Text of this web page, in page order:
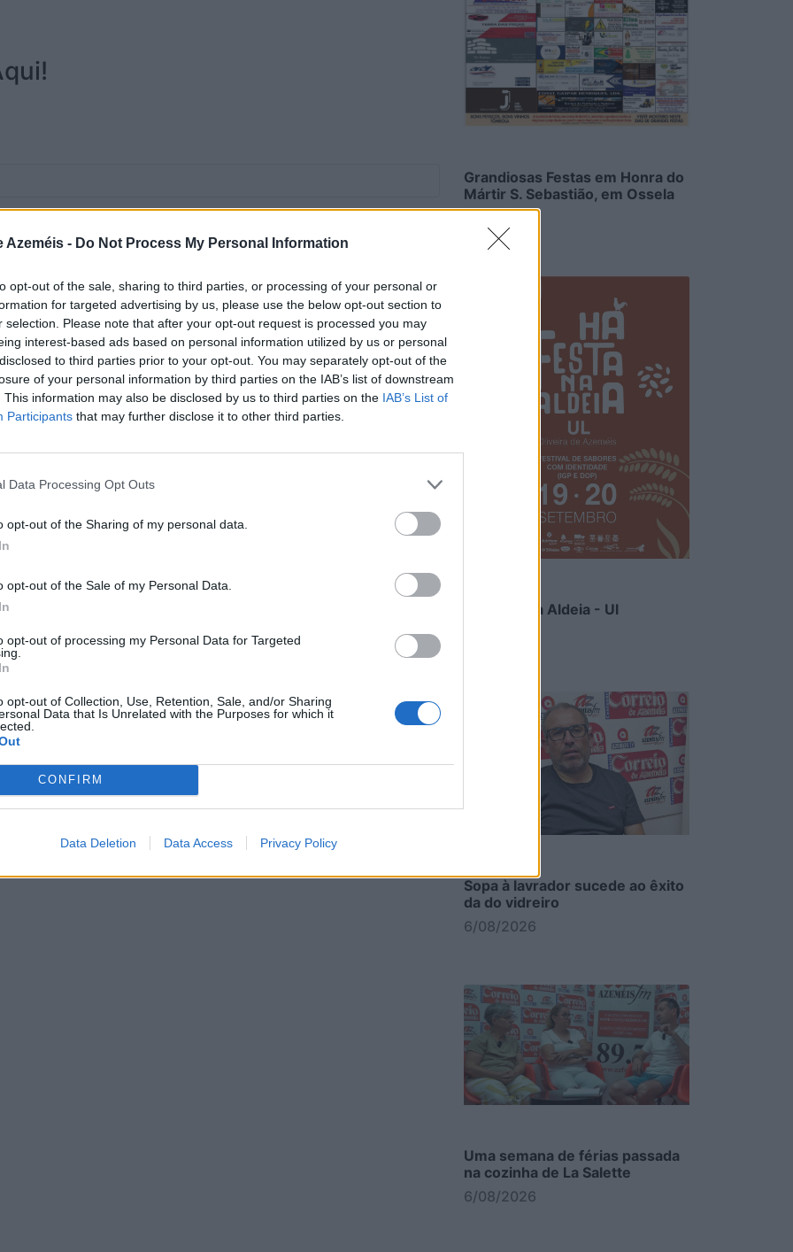
Azeméis - Do Not Process My Personal Information
opt-out of the sale, sharing to third parties, or processing of your personal or
for targeted advertising by us, please use the below opt-out section to
selection. Please note that after your opt-out request is processed you may
interest-based ads based on personal information utilized by us or personal
to third parties prior to your opt-out. You may separately opt-out of the
of your personal information by third parties on the IAB’s list of downstream
This information may also be disclosed by us to third parties on the IAB’s List of
Participants that may further disclose it to other third parties.
Data Processing Opt Outs
opt-out of the Sharing of my personal data.
opt-out of the Sale of my Personal Data.
opt-out of processing my Personal Data for Targeted
opt-out of Collection, Use, Retention, Sale, and/or Sharing
Data that Is Unrelated with the Purposes for which it
CONFIRM
Data Deletion Data Access Privacy Policy
Grandiosas Festas em Honra do
Mártir S. Sebastião, em Ossela
Há Festa na Aldeia - Ul
Sopa à lavrador sucede ao êxito
da do vidreiro
6/08/2026
Uma semana de férias passada
na cozinha de La Salette
6/08/2026